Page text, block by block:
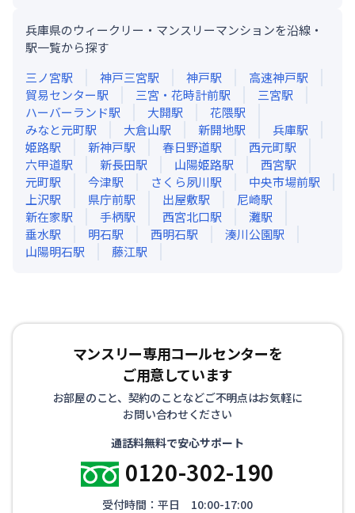
兵庫県のウィークリー・マンスリーマンションを沿線・
駅一覧から探す
三ノ宮駅 神戸三宮駅 神戸駅 高速神戸駅
貿易センター駅 三宮・花時計前駅 三宮駅
ハーバーランド駅 大開駅 花隈駅
みなと元町駅 大倉山駅 新開地駅 兵庫駅
姫路駅 新神戸駅 春日野道駅 西元町駅
六甲道駅 新長田駅 山陽姫路駅 西宮駅
元町駅 今津駅 さくら夙川駅 中央市場前駅
上沢駅 県庁前駅 出屋敷駅 尼崎駅
新在家駅 手柄駅 西宮北口駅 灘駅
垂水駅 明石駅 西明石駅 湊川公園駅
山陽明石駅 藤江駅
マンスリー専用コールセンターを
ご用意しています
お部屋のこと、契約のことなどご不明点はお気軽に
お問い合わせください
通話料無料で安心サポート
0120-302-190
受付時間：平日 10:00-17:00